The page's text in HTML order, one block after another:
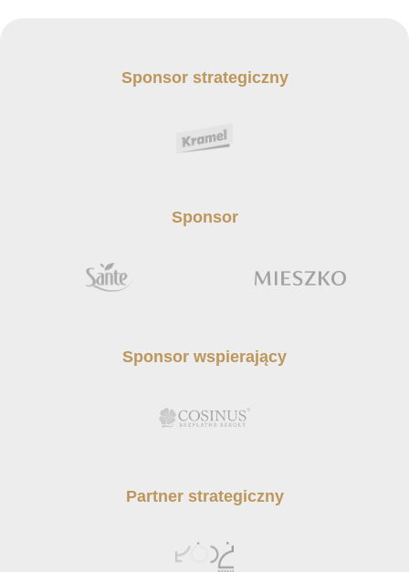
Sponsor strategiczny
Sponsor
Sponsor wspierający
Partner strategiczny